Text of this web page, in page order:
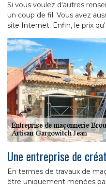
Si vous voulez d'autres
un coup de fil. Vous avez
site Internet. Enfin, le prix
Une entreprise de
En termes de travaux de
être uniquement menées